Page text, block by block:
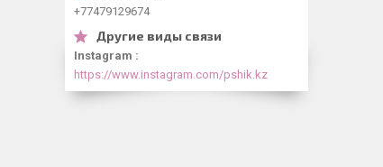
+77479129674
Instagram
https://www.instagram.com/pshik.kz